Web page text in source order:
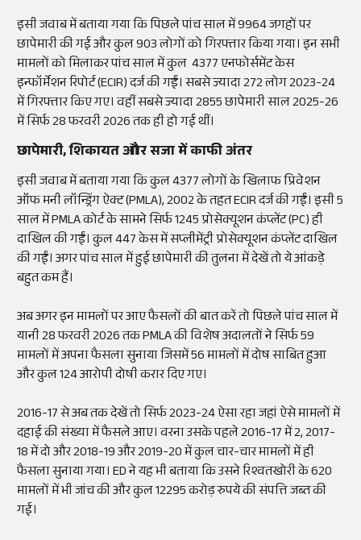
इसी जवाब में बताया गया कि पिछले पांच साल में 9964 जगहों पर
छापेमारी की गई और कुल 903 लोगों को गिरफ्तार किया गया। इन सभी
मामलों को मिलाकर पांच साल में कुल 4377 एनफोर्समेंट केस
इन्फॉर्मेशन रिपोर्ट (ECIR) दर्ज की गईं। सबसे ज्यादा 272 लोग 2023-24
में गिरफ्तार किए गए। वहीं सबसे ज्यादा 2855 छापेमारी साल 2025-26
में सिर्फ 28 फरवरी 2026 तक ही हो गई थीं।
छापेमारी, शिकायत और सजा में काफी अंतर
इसी जवाब में बताया गया कि कुल 4377 लोगों के खिलाफ प्रिवेशन
ऑफ मनी लॉन्ड्रिंग ऐक्ट (PMLA), 2002 के तहत ECIR दर्ज की गईं। इसी 5
साल में PMLA कोर्ट के सामने सिर्फ 1245 प्रोसेक्यूशन कंप्लेंट (PC) ही
दाखिल की गईं। कुल 447 केस में सप्लीमेंट्री प्रोसेक्यूशन कंप्लेंट दाखिल
की गईं। अगर पांच साल में हुई छापेमारी की तुलना में देखें तो ये आंकड़े
बहुत कम हैं।
अब अगर इन मामलों पर आए फैसलों की बात करें तो पिछले पांच साल में
यानी 28 फरवरी 2026 तक PMLA की विशेष अदालतों ने सिर्फ 59
मामलों में अपना फैसला सुनाया जिसमें 56 मामलों में दोष साबित हुआ
और कुल 124 आरोपी दोषी करार दिए गए।
2016-17 से अब तक देखें तो सिर्फ 2023-24 ऐसा रहा जहां ऐसे मामलों में
दहाई की संख्या में फैसले आए। वरना उसके पहले 2016-17 में 2, 2017-
18 में दो और 2018-19 और 2019-20 में कुल चार-चार मामलों में ही
फैसला सुनाया गया। ED ने यह भी बताया कि उसने रिश्वतखोरी के 620
मामलों में भी जांच की और कुल 12295 करोड़ रुपये की संपत्ति जब्त की
गई।